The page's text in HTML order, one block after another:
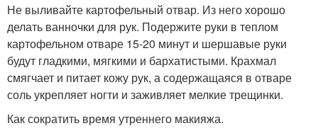
Не выливайте картофельный отвар. Из него хорошо
делать ванночки для рук. Подержите руки в теплом
картофельном отваре 15-20 минут и шершавые руки
будут гладкими, мягкими и бархатистыми. Крахмал
смягчает и питает кожу рук, а содержащаяся в отваре
соль укрепляет ногти и заживляет мелкие трещинки.
Как сократить время утреннего макияжа.